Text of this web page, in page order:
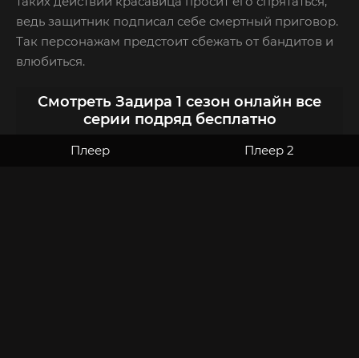
ведь защитник подписал себе смертный приговор.
Так персонажам предстоит сбежать от бандитов и
влюбиться.
Смотреть Задира 1 сезон онлайн все
серии подряд бесплатно
Плеер Плеер 2